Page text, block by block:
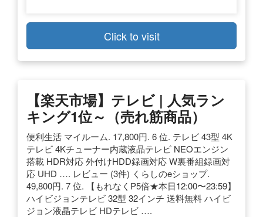
Click to visit
【楽天市場】テレビ | 人気ラン
キング1位～（売れ筋商品）
便利生活 マイルーム. 17,800円. 6 位. テレビ 43型 4K
テレビ 4Kチューナー内蔵液晶テレビ NEOエンジン
搭載 HDR対応 外付けHDD録画対応 W裏番組録画対
応 UHD …. レビュー (3件) くらしのeショップ.
49,800円. 7 位. 【もれなくP5倍★本日12:00〜23:59】
ハイビジョンテレビ 32型 32インチ 送料無料 ハイビ
ジョン液晶テレビ HDテレビ ….